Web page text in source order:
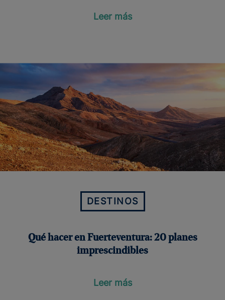
Leer más
DESTINOS
Qué hacer en Fuerteventura: 20 planes
imprescindibles
Leer más